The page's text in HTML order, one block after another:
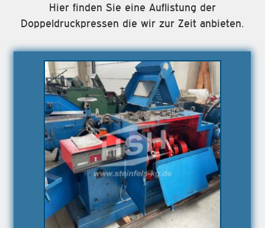
Hier finden Sie eine Auflistung der
Doppeldruckpressen die wir zur Zeit anbieten.